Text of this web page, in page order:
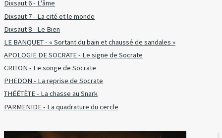
Dixsaut 6 - L'âme
Dixsaut 7 - La cité et le monde
Dixsaut 8 - Le Bien
LE BANQUET - « Sortant du bain et chaussé de sandales »
APOLOGIE DE SOCRATE - Le signe de Socrate
CRITON - Le songe de Socrate
PHEDON - La reprise de Socrate
THÉÉTÈTE - La chasse au Snark
PARMENIDE - La quadrature du cercle